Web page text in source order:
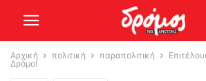
Αρχική πολιτική παραπολιτική
Δρόμο!